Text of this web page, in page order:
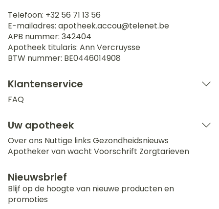
Telefoon: +32 56 71 13 56
E-mailadres: apotheek.accou@telenet.be
APB nummer: 342404
Apotheek titularis: Ann Vercruysse
BTW nummer: BE0446014908
Klantenservice
FAQ
Uw apotheek
Over ons Nuttige links Gezondheidsnieuws
Apotheker van wacht Voorschrift Zorgtarieven
Nieuwsbrief
Blijf op de hoogte van nieuwe producten en
promoties